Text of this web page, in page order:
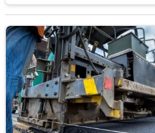
качестве контейнеров для воды, для
безопасная тара для
продуктов. А на различных производствах, они удобно и
безопасно встраиваются в
цикл.Производитель: Сибэнерго Тип:
Для хранения Материал: Пластик